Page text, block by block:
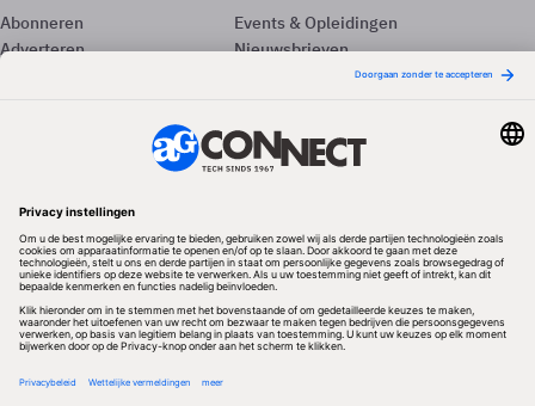
Abonneren
Adverteren
Events & Opleidingen
Nieuwsbrieven
Volg ons
Redactionele partner